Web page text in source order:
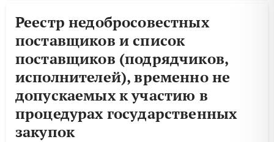
Реестр недобросовестных
поставщиков и список
поставщиков (подрядчиков,
исполнителей), временно не
допускаемых к участию в
процедурах государственных
закупок